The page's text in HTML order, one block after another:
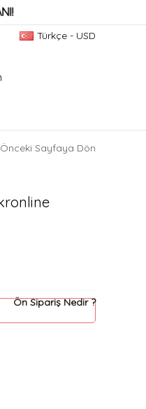
Türkçe - USD
Sayfaya Dön
Ön Sipariş Nedir ?